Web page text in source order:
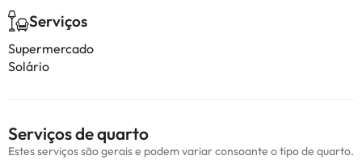
Serviços
Supermercado
Solário
Serviços de quarto
Estes serviços são gerais e podem variar consoante o tipo de quarto.